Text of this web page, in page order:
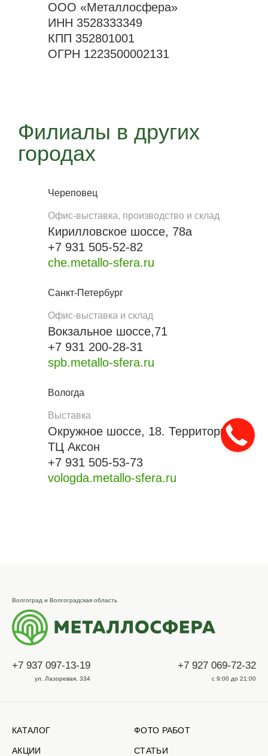
ООО «Металлосфера»
ИНН 3528333349
КПП 352801001
ОГРН 1223500002131
Филиалы в других
городах
Череповец
Офис-выставка, производство и склад
Кирилловское шоссе, 78а
+7 931 505-52-82
che.metallo-sfera.ru
Санкт-Петербург
Офис-выставка и склад
Вокзальное шоссе,71
+7 931 200-28-31
spb.metallo-sfera.ru
Вологда
Выставка
Окружное шоссе, 18. Территория
ТЦ Аксон
+7 931 505-53-73
vologda.metallo-sfera.ru
Волгоград и Волгоградская область
+7 937 097-13-19
ул. Лазоревая, 334
+7 927 069-72-32
с 9:00 до 21:00
КАТАЛОГ
АКЦИИ
ФОТО РАБОТ
СТАТЬИ